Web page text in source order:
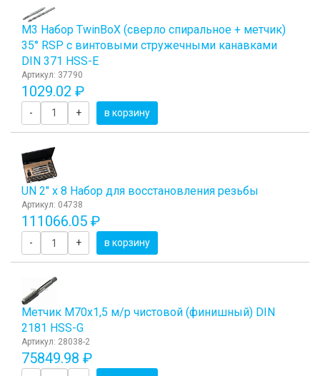
М3 Набор TwinBoХ (сверло спиральное + метчик)
35° RSP с винтовыми стружечными канавками
DIN 371 HSS-E
Артикул: 37790
1029.02 ₽
- + в корзину
UN 2" х 8 Набор для восстановления резьбы
Артикул: 04738
111066.05 ₽
- + в корзину
Метчик М70x1,5 м/р чистовой (финишный) DIN
2181 HSS-G
Артикул: 28038-2
75849.98 ₽